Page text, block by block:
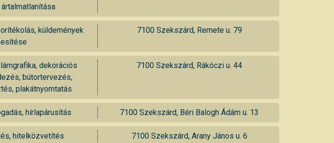
küldemények
7100 Szekszárd, Remete u. 79
dekorációs
bútortervezés,
plakátnyomtatás
7100 Szekszárd, Rákóczi u. 44
hírlapárusítás 7100 Szekszárd, Béri Balogh Ádám u. 13
hitelközvetítés 7100 Szekszárd, Arany János u. 6